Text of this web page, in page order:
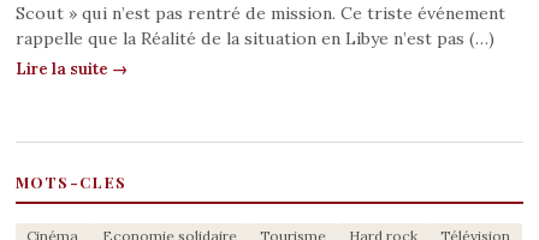
Scout » qui n’est pas rentré de mission. Ce triste événement
rappelle que la Réalité de la situation en Libye n’est pas (…)
Lire la suite →
MOTS-CLES
Cinéma Economie solidaire Tourisme Hard rock
Télévision